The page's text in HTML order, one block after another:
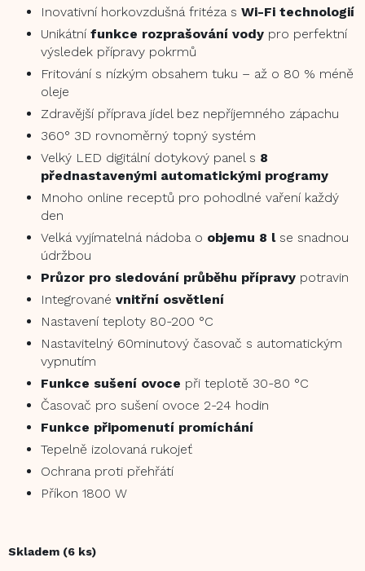
Skladem (6 ks)
Inovativní horkovzdušná fritéza s Wi-Fi technologií
Unikátní funkce rozprašování vody pro perfektní
výsledek přípravy pokrmů
Fritování s nízkým obsahem tuku – až o 80 % méně
oleje
Zdravější příprava jídel bez nepříjemného zápachu
360° 3D rovnoměrný topný systém
Velký LED digitální dotykový panel s 8
přednastavenými automatickými programy
Mnoho online receptů pro pohodlné vaření každý
den
Velká vyjímatelná nádoba o objemu 8 lse snadnou
údržbou
Průzor pro sledování průběhu přípravy potravin
Integrované vnitřní osvětlení
Nastavení teploty 80-200 °C
Nastavitelný 60minutový časovač s automatickým
vypnutím
Funkce sušení ovoce při teplotě 30-80 °C
Časovač pro sušení ovoce 2-24 hodin
Funkce připomenutí promíchání
Tepelně izolovaná rukojeť
Ochrana proti přehřátí
Příkon 1800 W